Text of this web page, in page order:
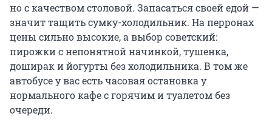
но с качеством столовой. Запасаться своей едой —
значит тащить сумку-холодильник. На перронах
цены сильно высокие, а выбор советский:
пирожки с непонятной начинкой, тушенка,
доширак и йогурты без холодильника. В том же
автобусе у вас есть часовая остановка у
нормального кафе с горячим и туалетом без
очереди.